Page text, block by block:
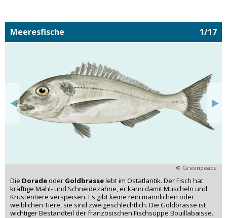
1/17
Meeresfische
© Greenpeace
Die Doradeoder Goldbrasselebt im Ostatlantik. Der Fisch hat
kräftige Mahl- und Schneidezähne, er kann damit Muscheln und
Krustentiere verspeisen. Es gibt keine rein männlichen oder
weiblichen Tiere, sie sind zweigeschlechtlich. Die Goldbrasse ist
wichtiger Bestandteil der französischen Fischsuppe Bouillabaisse.